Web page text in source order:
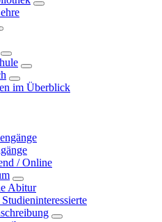
im Überblick
/ Online
Abitur